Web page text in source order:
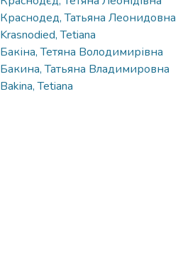
Краснодед, Татьяна Леонидовна
Krasnodied, Tetiana
Бакіна, Тетяна Володимирівна
Бакина, Татьяна Владимировна
Bakina, Tetiana